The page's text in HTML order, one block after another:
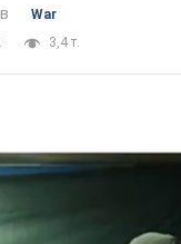
War
3,4 т.